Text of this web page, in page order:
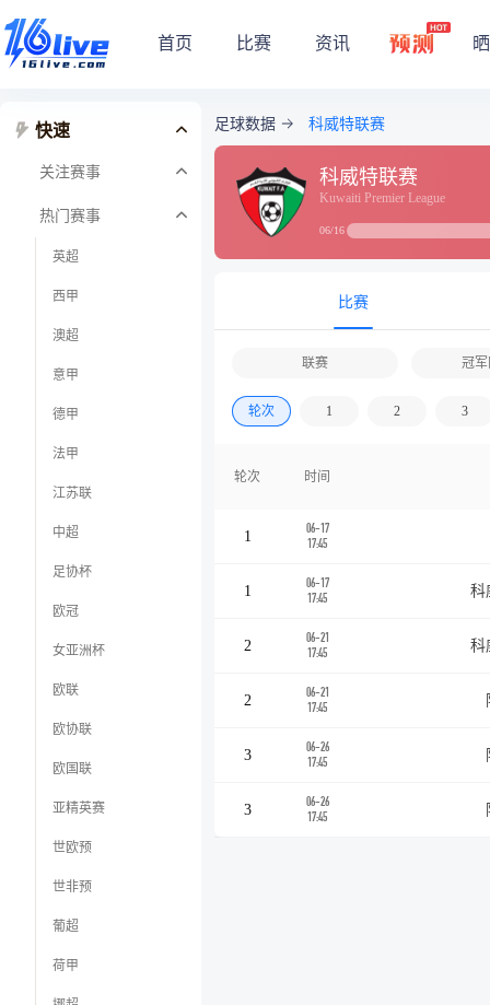
首页 比赛 资讯
快速
关注赛事
热门赛事
英超
西甲
澳超
意甲
德甲
法甲
江苏联
中超
足协杯
欧冠
女亚洲杯
欧联
欧协联
欧国联
亚精英赛
世欧预
世非预
葡超
荷甲
足球数据 科威特联赛
科威特联赛
Kuwaiti Premier League
06/16
比赛
联赛 冠
轮次 1 2 3
轮次 时间
1
06-17
17:45
1
06-17
17:45
科
2
06-21
17:45
科
2
06-21
17:45
3
06-26
17:45
3
06-26
17:45